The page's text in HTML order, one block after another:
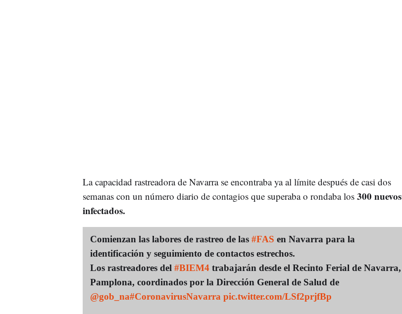
La capacidad rastreadora de Navarra se encontraba ya al límite después de casi dos
semanas con un número diario de contagios que superaba o rondaba los 300 nuevos
infectados.
Comienzan las labores de rastreo de las #FAS en Navarra para la
identificación y seguimiento de contactos estrechos.
Los rastreadores del #BIEM4trabajarán desde el Recinto Ferial de Navarra,
Pamplona, coordinados por la Dirección General de Salud de
@gob_na#CoronavirusNavarra pic.twitter.com/LSf2prjfBp